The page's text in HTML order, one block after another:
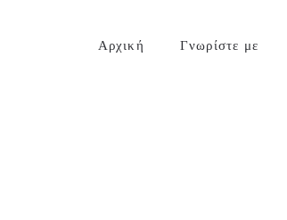
Αρχική Γνωρίστε με